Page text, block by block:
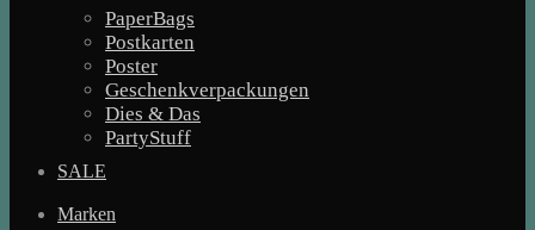
PaperBags
Postkarten
Poster
Geschenkverpackungen
Dies & Das
PartyStuff
SALE
Marken